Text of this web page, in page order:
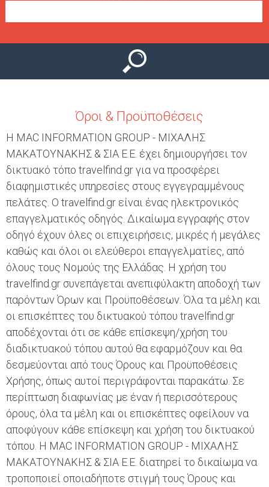
ε
Όροι & Προϋποθέσεις
Η MAC INFORMATION GROUP - ΜΙΧΑΛΗΣ
ΜΑΚΑΤΟΥΝΑΚΗΣ & ΣΙΑ Ε.Ε. έχει δημιουργήσει τον
δικτυακό τόπο travelfind.gr για να προσφέρει
διαφημιστικές υπηρεσίες στους εγγεγραμμένους
πελάτες. Ο travelfind.gr είναι ένας ηλεκτρονικός
επαγγελματικός οδηγός. Δικαίωμα εγγραφής στον
οδηγό έχουν όλες οι επιχειρήσεις, μικρές ή μεγάλες
καθώς και όλοι οι ελεύθεροι επαγγελματίες, από
όλους τους Νομούς της Ελλάδας. Η χρήση του
travelfind.gr συνεπάγεται ανεπιφύλακτη αποδοχή των
παρόντων Όρων και Προϋποθέσεων. Όλα τα μέλη και
οι επισκέπτες του δικτυακού τόπου travelfind.gr
αποδέχονται ότι σε κάθε επίσκεψη/χρήση του
διαδικτυακού τόπου αυτού θα εφαρμόζουν και θα
δεσμεύονται από τους Όρους και Προϋποθέσεις
Χρήσης, όπως αυτοί περιγράφονται παρακάτω. Σε
περίπτωση διαφωνίας με έναν ή περισσότερους
όρους, όλα τα μέλη και οι επισκέπτες οφείλουν να
αποφύγουν κάθε επίσκεψη και χρήση του δικτυακού
τόπου. Η MAC INFORMATION GROUP - ΜΙΧΑΛΗΣ
ΜΑΚΑΤΟΥΝΑΚΗΣ & ΣΙΑ Ε.Ε. διατηρεί το δικαίωμα να
τροποποιεί οποιαδήποτε στιγμή τους Όρους και